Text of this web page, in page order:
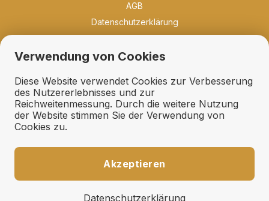
AGB
Datenschutzerklärung
Philosophie
Neuigkeiten
Qualität und Erhaltung
Erhaltungsfächer
Geschenkideen
Expertisen und Schätzungen
Fehllisten und Suchdienst
Verwendung von Cookies
Diese Website verwendet Cookies zur Verbesserung
des Nutzererlebnisses und zur
Reichweitenmessung. Durch die weitere Nutzung
der Website stimmen Sie der Verwendung von
Cookies zu.
Akzeptieren
Datenschutzerklärung